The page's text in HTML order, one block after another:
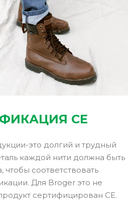
CE
это долгий и трудный
каждой нити должна быть
чтобы соответствовать
Для Broger это не
сертифицирован CE.